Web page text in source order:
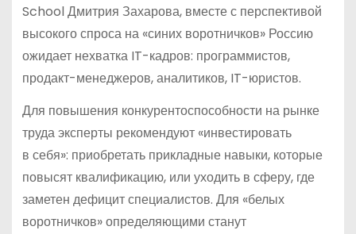
School Дмитрия Захарова, вместе с перспективой
высокого спроса на «синих воротничков» Россию
ожидает нехватка IT-кадров: программистов,
продакт-менеджеров, аналитиков, IT-юристов.
Для повышения конкурентоспособности на рынке
труда эксперты рекомендуют «инвестировать
в себя»: приобретать прикладные навыки, которые
повысят квалификацию, или уходить в сферу, где
заметен дефицит специалистов. Для «белых
воротничков» определяющими станут